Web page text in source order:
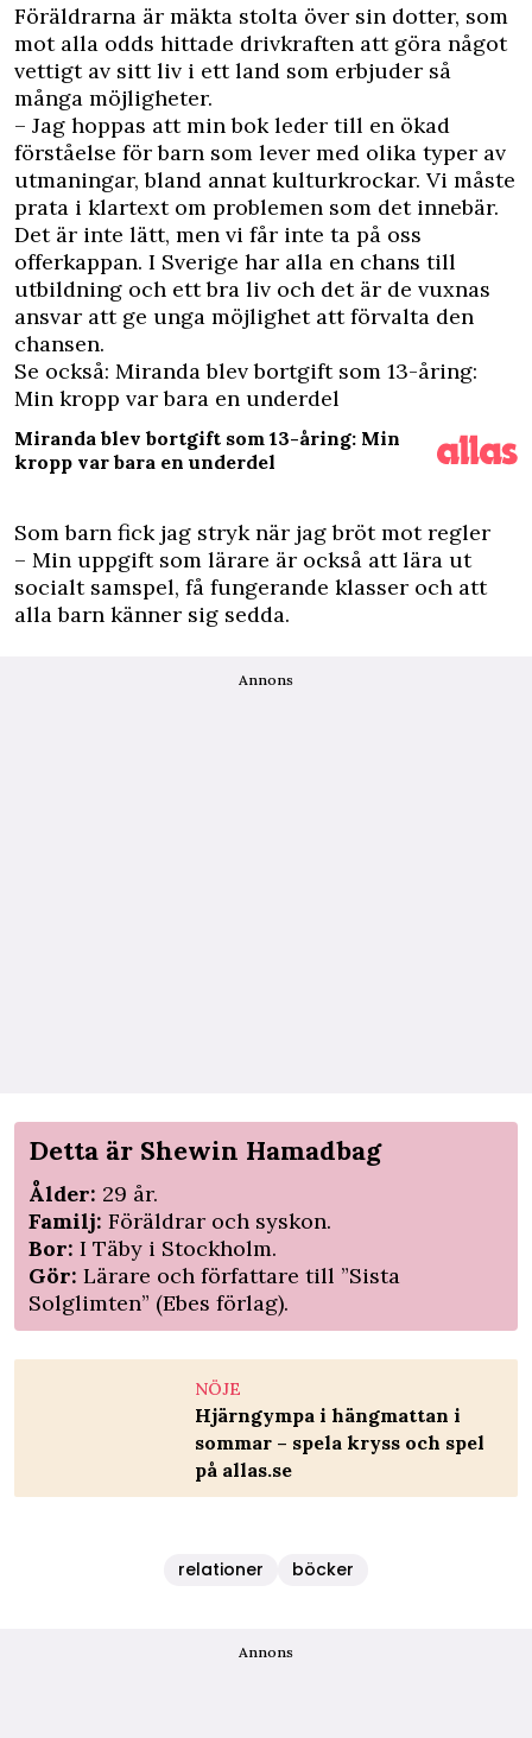
Föräldrarna är mäkta stolta över sin dotter, som
mot alla odds hittade drivkraften att göra något
vettigt av sitt liv i ett land som erbjuder så
många möjligheter.
– Jag hoppas att min bok leder till en ökad
förståelse för barn som lever med olika typer av
utmaningar, bland annat kulturkrockar. Vi måste
prata i klartext om problemen som det innebär.
Det är inte lätt, men vi får inte ta på oss
offerkappan. I Sverige har alla en chans till
utbildning och ett bra liv och det är de vuxnas
ansvar att ge unga möjlighet att förvalta den
chansen.
Se också: Miranda blev bortgift som 13-åring:
Min kropp var bara en underdel
Miranda blev bortgift som 13-åring: Min
kropp var bara en underdel
Som barn fick jag stryk när jag bröt mot regler
– Min uppgift som lärare är också att lära ut
socialt samspel, få fungerande klasser och att
alla barn känner sig sedda.
Annons
Detta är Shewin Hamadbag
Ålder: 29 år.
Familj: Föräldrar och syskon.
Bor: I Täby i Stockholm.
Gör: Lärare och författare till ”Sista
Solglimten” (Ebes förlag).
NÖJE
Hjärngympa i hängmattan i
sommar – spela kryss och spel
på allas.se
relationer böcker
Annons